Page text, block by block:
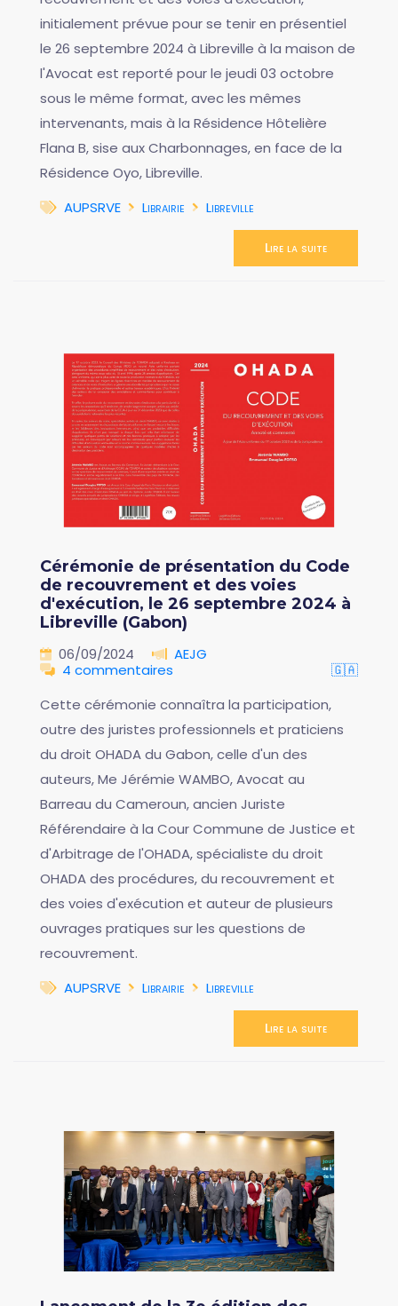
initialement prévue pour se tenir en présentiel
le 26 septembre 2024 à Libreville à la maison de
l'Avocat est reporté pour le jeudi 03 octobre
sous le même format, avec les mêmes
intervenants, mais à la Résidence Hôtelière
Flana B, sise aux Charbonnages, en face de la
Résidence Oyo, Libreville.
AUPSRVE
Librairie Libreville
Lire la suite
Cérémonie de présentation du Code
de recouvrement et des voies
d'exécution, le 26 septembre 2024 à
Libreville (Gabon)
06/09/2024
AEJG
4 commentaires
🇬🇦
Cette cérémonie connaîtra la participation,
outre des juristes professionnels et praticiens
du droit OHADA du Gabon, celle d'un des
auteurs, Me Jérémie WAMBO, Avocat au
Barreau du Cameroun, ancien Juriste
Référendaire à la Cour Commune de Justice et
d'Arbitrage de l'OHADA, spécialiste du droit
OHADA des procédures, du recouvrement et
des voies d'exécution et auteur de plusieurs
ouvrages pratiques sur les questions de
recouvrement.
AUPSRVE
Librairie Libreville
Lire la suite